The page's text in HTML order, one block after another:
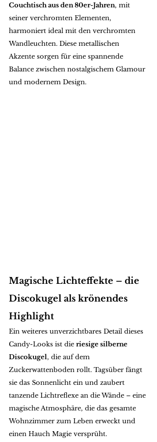
Couchtisch aus den 80er-Jahren, mit
seiner verchromten Elementen,
harmoniert ideal mit den verchromten
Wandleuchten. Diese metallischen
Akzente sorgen für eine spannende
Balance zwischen nostalgischem Glamour
und modernem Design.
Magische Lichteffekte – die
Discokugel als krönendes
Highlight
Ein weiteres unverzichtbares Detail dieses
Candy-Looks ist die riesige silberne
Discokugel, die auf dem
Zuckerwattenboden rollt. Tagsüber fängt
sie das Sonnenlicht ein und zaubert
tanzende Lichtreflexe an die Wände – eine
magische Atmosphäre, die das gesamte
Wohnzimmer zum Leben erweckt und
einen Hauch Magie versprüht.